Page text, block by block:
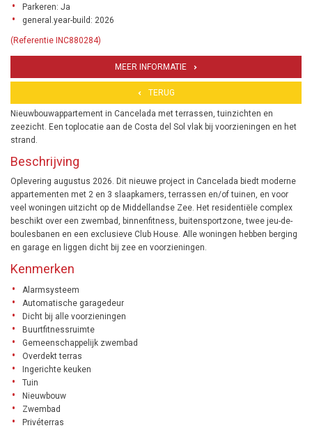
Parkeren: Ja
general.year-build: 2026
(Referentie INC880284)
MEER INFORMATIE
TERUG
Nieuwbouwappartement in Cancelada met terrassen, tuinzichten en
zeezicht. Een toplocatie aan de Costa del Sol vlak bij voorzieningen en het
strand.
Beschrijving
Oplevering augustus 2026. Dit nieuwe project in Cancelada biedt moderne
appartementen met 2 en 3 slaapkamers, terrassen en/of tuinen, en voor
veel woningen uitzicht op de Middellandse Zee. Het residentiële complex
beschikt over een zwembad, binnenfitness, buitensportzone, twee jeu-de-
boulesbanen en een exclusieve Club House. Alle woningen hebben berging
en garage en liggen dicht bij zee en voorzieningen.
Kenmerken
Alarmsysteem
Automatische garagedeur
Dicht bij alle voorzieningen
Buurtfitnessruimte
Gemeenschappelijk zwembad
Overdekt terras
Ingerichte keuken
Tuin
Nieuwbouw
Zwembad
Privéterras